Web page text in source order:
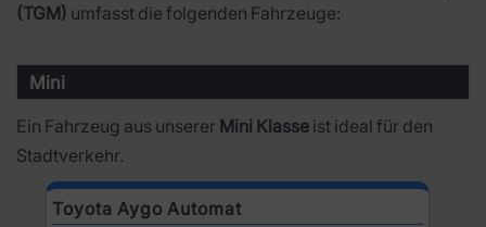
(TGM) umfasst die folgenden Fahrzeuge:
Mini
Ein Fahrzeug aus unserer Mini Klasse ist ideal für den
Stadtverkehr.
Toyota Aygo Automat